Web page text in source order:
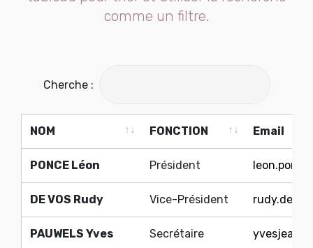
comme un filtre.
Cherche :
NOM FONCTION
Email
PONCE Léon Président
DE VOS Rudy Vice-Président
PAUWELS Yves Secrétaire